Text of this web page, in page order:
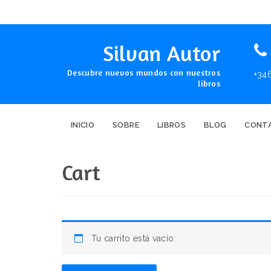
Silvan Autor
Descubre nuevos mundos con nuestros
libros
INICIO SOBRE LIBROS BLOG
Cart
Tu carrito está vacío.